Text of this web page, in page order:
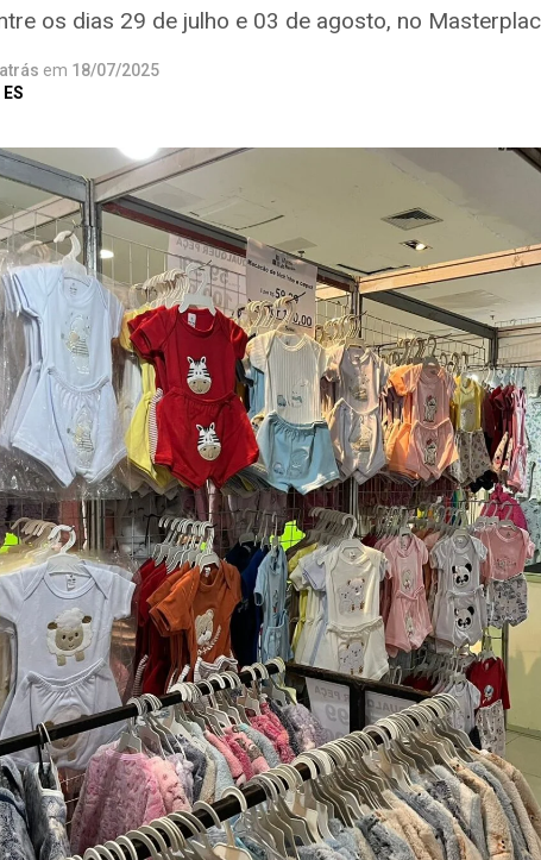
os dias 29 de julho e 03 de agosto, no
em 18/07/2025